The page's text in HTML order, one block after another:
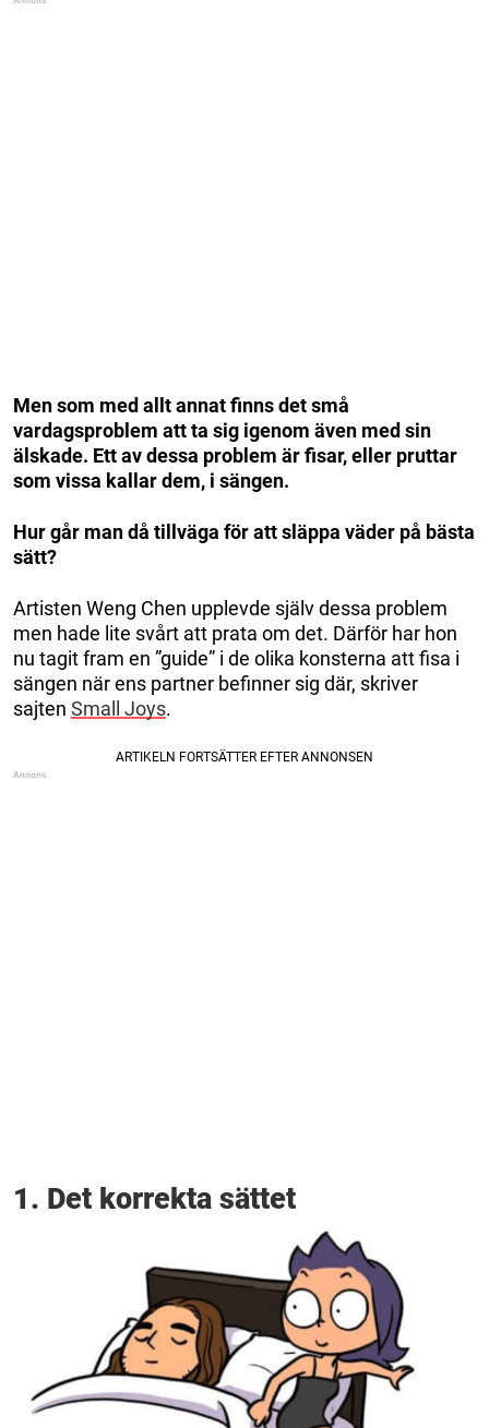
Men som med allt annat finns det små
vardagsproblem att ta sig igenom även med sin
älskade. Ett av dessa problem är fisar, eller pruttar
som vissa kallar dem, i sängen.
Hur går man då tillväga för att släppa väder på bästa
sätt?
Artisten Weng Chen upplevde själv dessa problem
men hade lite svårt att prata om det. Därför har hon
nu tagit fram en ”guide” i de olika konsterna att fisa i
sängen när ens partner befinner sig där, skriver
sajten Small Joys.
1. Det korrekta sättet